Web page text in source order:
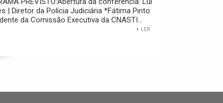
| Diretor da Polícia Judiciária *Fátima Pinto
da Comissão Executiva da CNASTI...
+ LER